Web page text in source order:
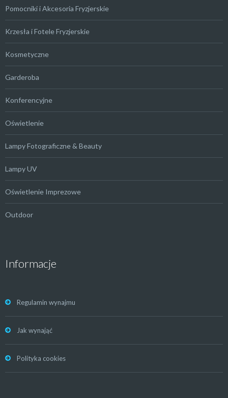
Pomocniki i Akcesoria Fryzjerskie
Krzesła i Fotele Fryzjerskie
Kosmetyczne
Garderoba
Konferencyjne
Oświetlenie
Lampy Fotograficzne & Beauty
Lampy UV
Oświetlenie Imprezowe
Outdoor
Informacje
Regulamin wynajmu
Jak wynająć
Polityka cookies